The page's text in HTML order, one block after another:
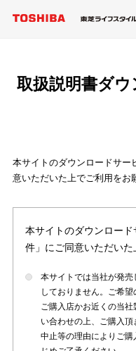
取扱説明書ダ
本サイトのダウンロードサー
意いただいた上でご利用をお
本サイトのダウンロー
件」にご同意いただいた
本サイトでは当社が発
しておりません。ご希
ご購入店かお近くの当
い合わせの上、ご購入
中止等の理由によりご